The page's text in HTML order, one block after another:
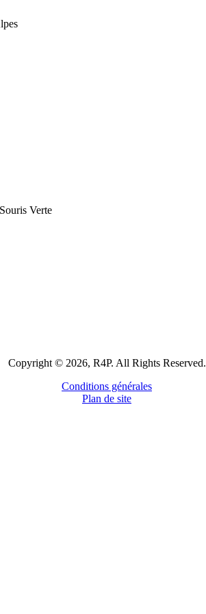
Verte
Copyright © 2026, R4P. All Rights Reserved.
Conditions générales
Plan de site